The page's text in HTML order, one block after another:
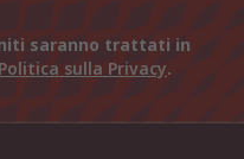
saranno trattati in
Politica sulla Privacy.